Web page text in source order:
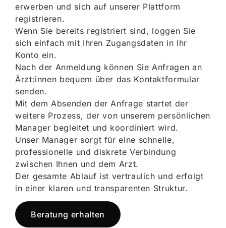
erwerben und sich auf unserer Plattform
registrieren.
Wenn Sie bereits registriert sind, loggen Sie
sich einfach mit Ihren Zugangsdaten in Ihr
Konto ein.
Nach der Anmeldung können Sie Anfragen an
Ärzt:innen bequem über das Kontaktformular
senden.
Mit dem Absenden der Anfrage startet der
weitere Prozess, der von unserem persönlichen
Manager begleitet und koordiniert wird.
Unser Manager sorgt für eine schnelle,
professionelle und diskrete Verbindung
zwischen Ihnen und dem Arzt.
Der gesamte Ablauf ist vertraulich und erfolgt
in einer klaren und transparenten Struktur.
Beratung erhalten